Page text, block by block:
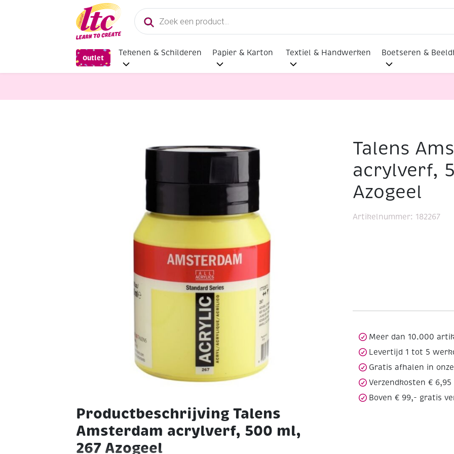
Producten
zoeken
Outlet
Tekenen & Schilderen Papier & Karton Textiel & Handwerken Boetseren &
Talens Amsterdam acrylverf, 500 ml, 267 Azogeel
Productbeschrijving Talens
Amsterdam acrylverf, 500 ml,
267 Azogeel
Talens
acrylverf,
Azogeel
Artikelnummer: 182267
Meer dan 10.000
Levertijd 1 tot 5
Gratis afhalen in
Verzendkosten € 6,95
Boven € 99,- gratis